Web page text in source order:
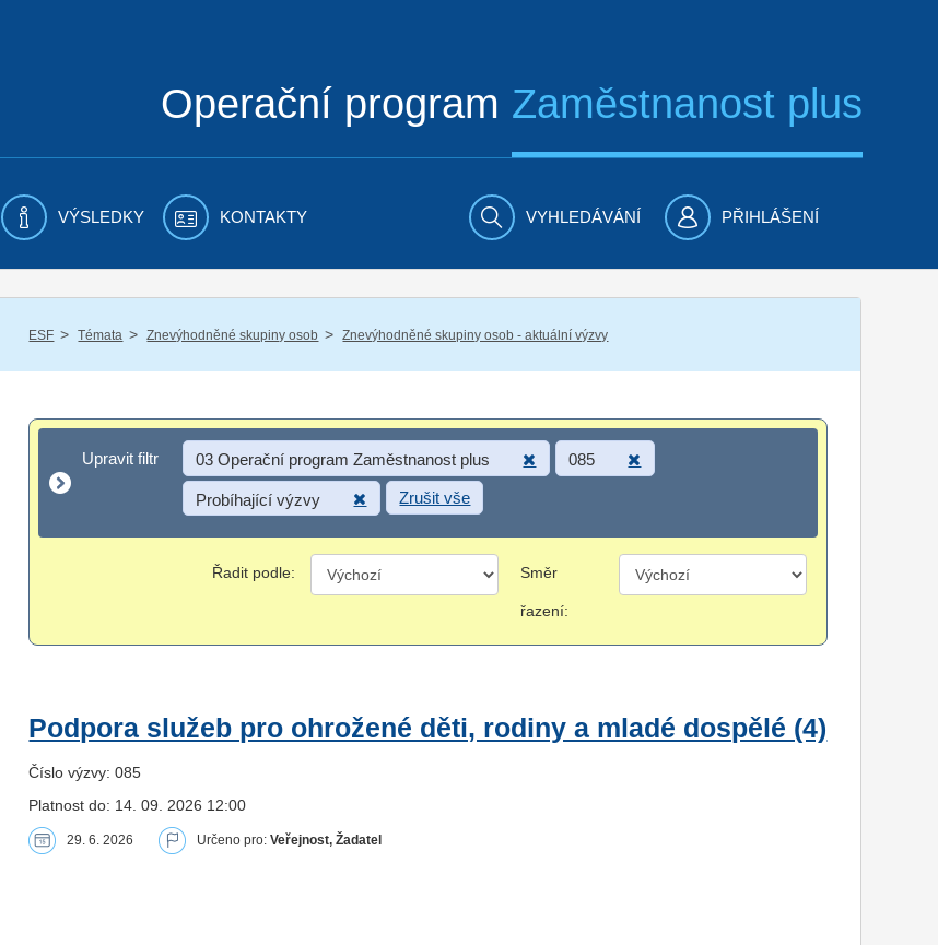
Operační program Zaměstnanost plus
VÝSLEDKY KONTAKTY VYHLEDÁVÁNÍ PŘIHLÁŠENÍ
ESF / Témata / Znevýhodněné skupiny osob / Znevýhodněné skupiny osob - aktuální výzvy
Upravit filtr
Upravit filtr 03 Operační program Zaměstnanost plus 085
Probíhající výzvy Zrušit vše
Řadit podle: Směr
řazení:
Podpora služeb pro ohrožené děti, rodiny a mladé dospělé (4)
Číslo výzvy: 085
Platnost do: 14. 09. 2026 12:00
29. 6. 2026 Určeno pro:Veřejnost, Žadatel